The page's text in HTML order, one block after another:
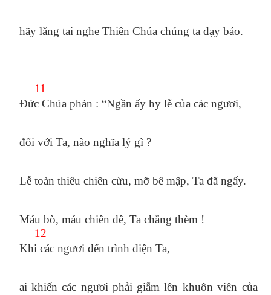
hãy lắng tai nghe Thiên Chúa chúng ta dạy bảo.
11
Đức Chúa phán : “Ngần ấy hy lễ của các ngươi,
đối với Ta, nào nghĩa lý gì ?
Lễ toàn thiêu chiên cừu, mỡ bê mập, Ta đã ngấy.
Máu bò, máu chiên dê, Ta chẳng thèm !
12
Khi các ngươi đến trình diện Ta,
ai khiến các ngươi phải giẫm lên khuôn viên của